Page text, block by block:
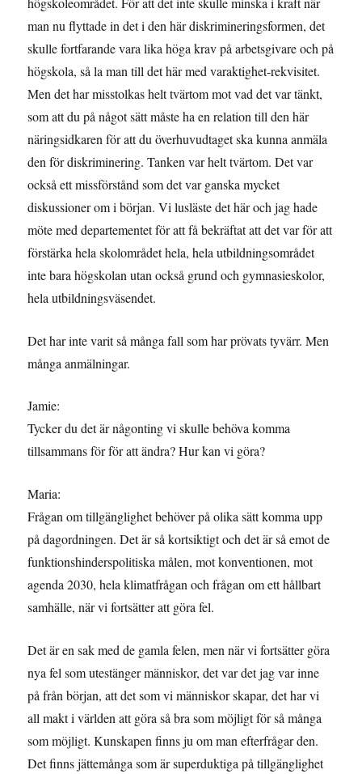
man nu flyttade in det i den här diskrimineringsformen, det
skulle fortfarande vara lika höga krav på arbetsgivare och på
högskola, så la man till det här med varaktighet-rekvisitet.
Men det har misstolkas helt tvärtom mot vad det var tänkt,
som att du på något sätt måste ha en relation till den här
näringsidkaren för att du överhuvudtaget ska kunna anmäla
den för diskriminering. Tanken var helt tvärtom. Det var
också ett missförstånd som det var ganska mycket
diskussioner om i början. Vi lusläste det här och jag hade
möte med departementet för att få bekräftat att det var för att
förstärka hela skolområdet hela, hela utbildningsområdet
inte bara högskolan utan också grund och gymnasieskolor,
hela utbildningsväsendet.
Det har inte varit så många fall som har prövats tyvärr. Men
många anmälningar.
Jamie:
Tycker du det är någonting vi skulle behöva komma
tillsammans för för att ändra? Hur kan vi göra?
Maria:
Frågan om tillgänglighet behöver på olika sätt komma upp
på dagordningen. Det är så kortsiktigt och det är så emot de
funktionshinderspolitiska målen, mot konventionen, mot
agenda 2030, hela klimatfrågan och frågan om ett hållbart
samhälle, när vi fortsätter att göra fel.
Det är en sak med de gamla felen, men när vi fortsätter göra
nya fel som utestänger människor, det var det jag var inne
på från början, att det som vi människor skapar, det har vi
all makt i världen att göra så bra som möjligt för så många
som möjligt. Kunskapen finns ju om man efterfrågar den.
Det finns jättemånga som är superduktiga på tillgänglighet